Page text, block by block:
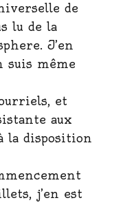
de
lu de la
J’en
suis même
et
aux
la disposition
j’en est